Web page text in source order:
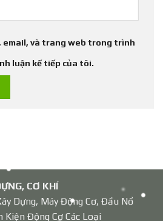
email, và trang web trong trình
luận kế tiếp của tôi.
CƠ KHÍ
Dựng, Máy Động Cơ, Đầu Nổ
Kiện Động Cơ Các Loại